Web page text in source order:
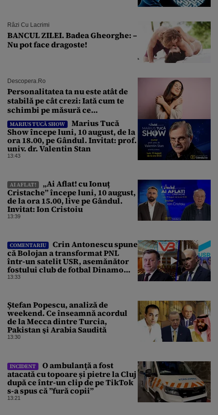
Râzi Cu Lacrimi
BANCUL ZILEI. Badea Gheorghe: –
Nu pot face dragoste!
Descopera.ro
Personalitatea ta nu este atât de
stabilă pe cât crezi: Iată cum te
schimbi pe măsură ce
îmbătrânești
MARIUS TUCĂ SHOW
Marius Tucă
Show începe luni, 10 august, de la
ora 18.00, pe Gândul. Invitat: prof.
univ. dr. Valentin Stan
13:43
AI AFLAT!
„Ai Aflat! cu Ionuț
Cristache” începe luni, 10 august,
de la ora 15.00, live pe Gândul.
Invitat: Ion Cristoiu
13:39
COMENTARIU
Crin Antonescu spune
că Bolojan a transformat PNL
într-un satelit USR, asemănător
fostului club de fotbal Dinamo
Victoria, care a aparținut Miliției
13:33
Ștefan Popescu, analiză de
weekend. Ce înseamnă acordul
de la Mecca dintre Turcia,
Pakistan şi Arabia Saudită
13:30
INCIDENT
O ambulanţă a fost
atacată cu topoare și pietre la Cluj
după ce într-un clip de pe TikTok
s-a spus că ”fură copii”
13:21